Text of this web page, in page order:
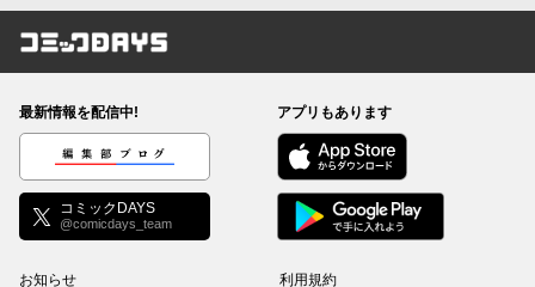
コミックDAYS
最新情報を配信中!
編集部ブログ
コミックDAYS
@comicdays_team
アプリもあります
お知らせ 利用規約